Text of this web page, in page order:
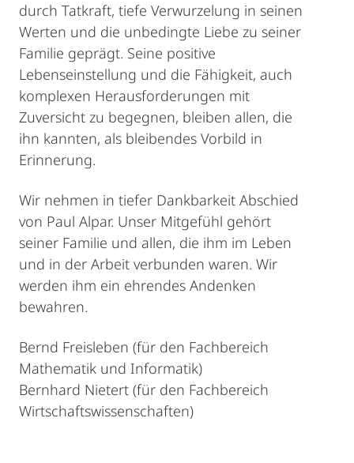
durch Tatkraft, tiefe Verwurzelung in seinen
Werten und die unbedingte Liebe zu seiner
Familie geprägt. Seine positive
Lebenseinstellung und die Fähigkeit, auch
komplexen Herausforderungen mit
Zuversicht zu begegnen, bleiben allen, die
ihn kannten, als bleibendes Vorbild in
Erinnerung.
Wir nehmen in tiefer Dankbarkeit Abschied
von Paul Alpar. Unser Mitgefühl gehört
seiner Familie und allen, die ihm im Leben
und in der Arbeit verbunden waren. Wir
werden ihm ein ehrendes Andenken
bewahren.
Bernd Freisleben (für den Fachbereich
Mathematik und Informatik)
Bernhard Nietert (für den Fachbereich
Wirtschaftswissenschaften)